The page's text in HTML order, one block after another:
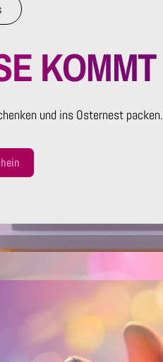
KOMMT
und ins Osternest packen.